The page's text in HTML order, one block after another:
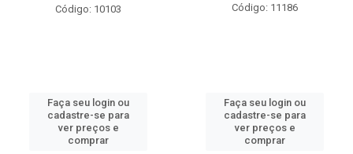
Código: 10103
Faça seu login ou
cadastre-se para
ver preços e
comprar
Código: 11186
Faça seu login ou
cadastre-se para
ver preços e
comprar